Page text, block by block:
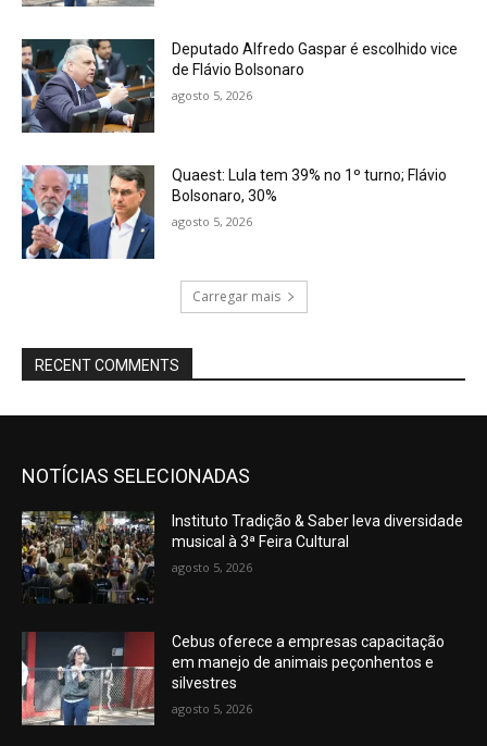
Deputado Alfredo Gaspar é escolhido vice
de Flávio Bolsonaro
agosto 5, 2026
Quaest: Lula tem 39% no 1º turno; Flávio
Bolsonaro, 30%
agosto 5, 2026
Carregar mais
RECENT COMMENTS
NOTÍCIAS SELECIONADAS
Instituto Tradição & Saber leva diversidade
musical à 3ª Feira Cultural
agosto 5, 2026
Cebus oferece a empresas capacitação
em manejo de animais peçonhentos e
silvestres
agosto 5, 2026